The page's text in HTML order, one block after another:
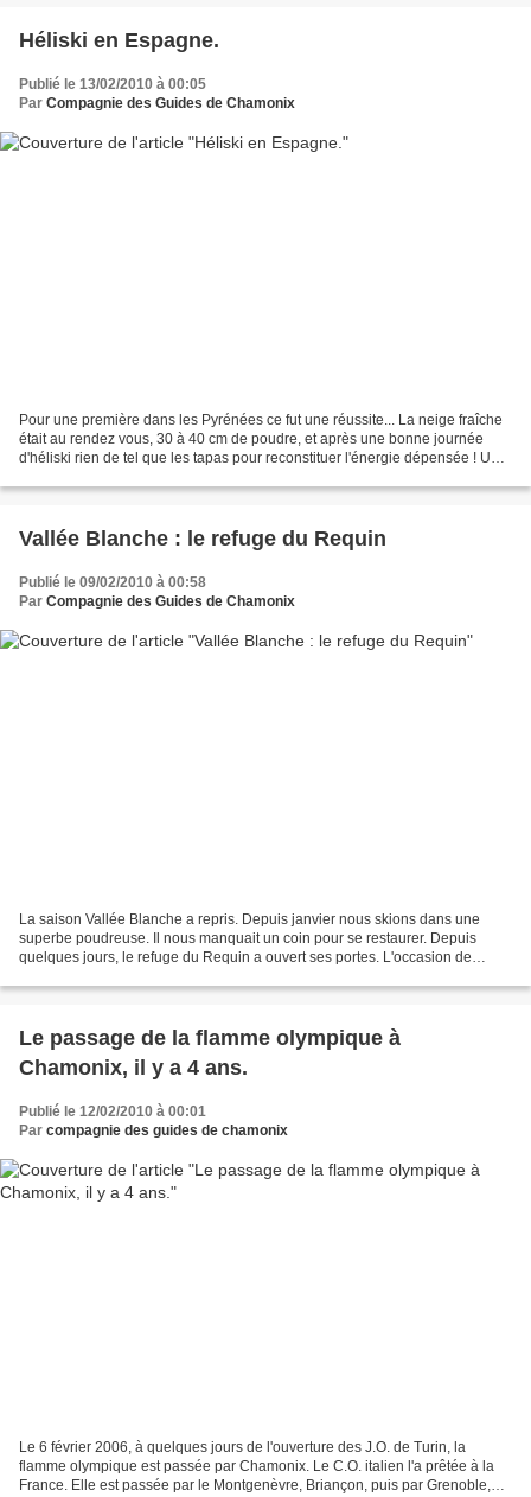
Héliski en Espagne.
Publié le 13/02/2010 à 00:05
Par Compagnie des Guides de Chamonix
Pour une première dans les Pyrénées ce fut une réussite... La neige fraîche
était au rendez vous, 30 à 40 cm de poudre, et après une bonne journée
d'héliski rien de tel que les tapas pour reconstituer l'énergie dépensée ! Un
Vallée Blanche : le refuge du Requin
Publié le 09/02/2010 à 00:58
Par Compagnie des Guides de Chamonix
La saison Vallée Blanche a repris. Depuis janvier nous skions dans une
superbe poudreuse. Il nous manquait un coin pour se restaurer. Depuis
quelques jours, le refuge du Requin a ouvert ses portes. L'occasion de
Le passage de la flamme olympique à
Chamonix, il y a 4 ans.
Publié le 12/02/2010 à 00:01
Par compagnie des guides de chamonix
Le 6 février 2006, à quelques jours de l'ouverture des J.O. de Turin, la
flamme olympique est passée par Chamonix. Le C.O. italien l'a prêtée à la
France. Elle est passée par le Montgenèvre, Briançon, puis par Grenoble,